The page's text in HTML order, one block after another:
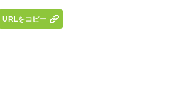
URLをコピー